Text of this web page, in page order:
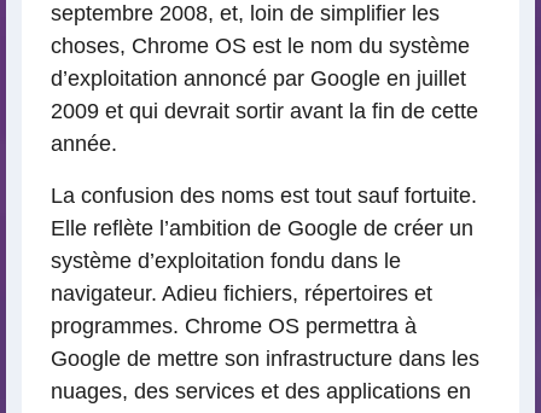
septembre 2008, et, loin de simplifier les
choses, Chrome OS est le nom du système
d’exploitation annoncé par Google en juillet
2009 et qui devrait sortir avant la fin de cette
année.
La confusion des noms est tout sauf fortuite.
Elle reflète l’ambition de Google de créer un
système d’exploitation fondu dans le
navigateur. Adieu fichiers, répertoires et
programmes. Chrome OS permettra à
Google de mettre son infrastructure dans les
nuages, des services et des applications en